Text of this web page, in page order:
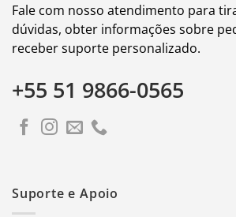
Fale com nosso atendimento para
dúvidas, obter informações sobre
receber suporte personalizado.
+55 51 9866-0565
Suporte e Apoio